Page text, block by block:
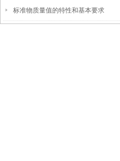
标准物质量值的特性和基本要求